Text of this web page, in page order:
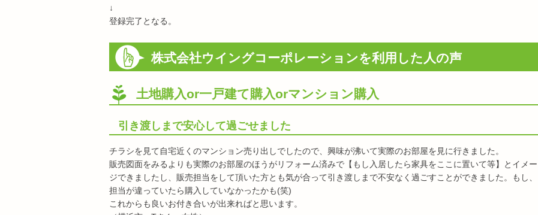
↓
登録完了となる。
株式会社ウイングコーポレーションを利用した人の声
土地購入or一戸建て購入orマンション購入
引き渡しまで安心して過ごせました
チラシを見て自宅近くのマンション売り出しでしたので、興味が沸いて実際のお部屋を見に行きました。
販売図面をみるよりも実際のお部屋のほうがリフォーム済みで【もし入居したら家具をここに置いて等】とイメー
ジできましたし、販売担当をして頂いた方とも気が合って引き渡しまで不安なく過ごすことができました。もし、
担当が違っていたら購入していなかったかも(笑)
これからも良いお付き合いが出来ればと思います。